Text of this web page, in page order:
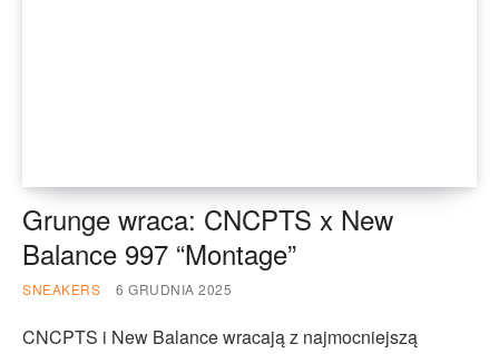
Grunge wraca: CNCPTS x New
Balance 997 “Montage”
SNEAKERS 6 GRUDNIA 2025
CNCPTS i New Balance wracają z najmocniejszą